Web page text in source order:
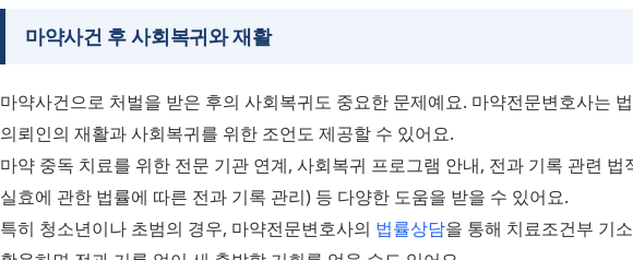
마약사건 후 사회복귀와 재활
마약사건으로 처벌을 받은 후의 사회복귀도 중요한 문제예요. 마약전문변호사는
의뢰인의 재활과 사회복귀를 위한 조언도 제공할 수 있어요.
마약 중독 치료를 위한 전문 기관 연계, 사회복귀 프로그램 안내, 전과 기록 관련 법
실효에 관한 법률에 따른 전과 기록 관리) 등 다양한 도움을 받을 수 있어요.
특히 청소년이나 초범의 경우, 마약전문변호사의 법률상담을 통해 치료조건부 기